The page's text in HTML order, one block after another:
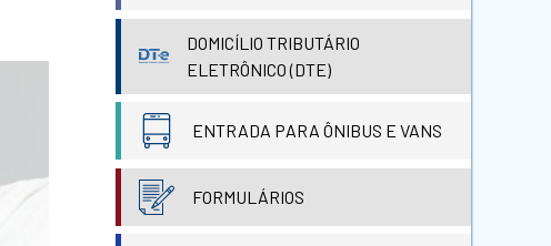
DOMICÍLIO TRIBUTÁRIO
ELETRÔNICO (DTE)
ENTRADA PARA ÔNIBUS E VANS
FORMULÁRIOS